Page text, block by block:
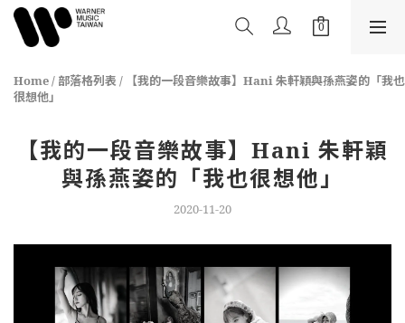
Home/ 部落格列表 /
【我的一段音樂故事】Hani 朱軒穎與孫燕姿的「我也
很想他」
【我的一段音樂故事】Hani 朱軒穎
與孫燕姿的「我也很想他」
2020-11-20